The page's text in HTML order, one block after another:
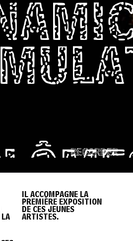
REGARDER
LA
IL ACCOMPAGNE LA
PREMIÈRE EXPOSITION
DE CES JEUNES
ARTISTES.